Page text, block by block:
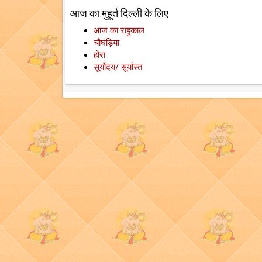
आज का मुहूर्त दिल्ली के लिए
आज का राहुकाल
चौघड़िया
होरा
सूर्योदय/ सूर्यास्त